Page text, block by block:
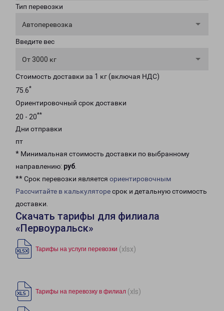
Тип перевозки
Автоперевозка
Введите вес
От 3000 кг
Стоимость доставки за 1 кг (включая НДС)
75.6*
Ориентировочный срок доставки
20 - 20**
Дни отправки
пт
* Минимальная стоимость доставки по выбранному
направлению: руб.
** Срок перевозки является ориентировочным
Рассчитайте в калькуляторесрок и детальную стоимость
доставки.
Скачать тарифы для филиала
«Первоуральск»
Тарифы на услуги перевозки (xlsx)
Тарифы на перевозку в филиал (xls)